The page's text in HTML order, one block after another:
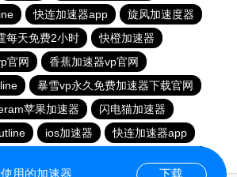
快连加速器app
旋风加速度器
每天免费2小时
快橙加速器
官网
香蕉加速器vp官网
暴雪vp永久免费加速器下载官网
苹果加速器
闪电猫加速器
ios加速器
快连加速器app
用的加速器 下载